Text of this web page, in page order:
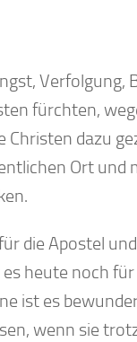
Verfolgung,
fürchten,
Christen dazu
Ort und
die Apostel
heute noch
ist es
wenn sie